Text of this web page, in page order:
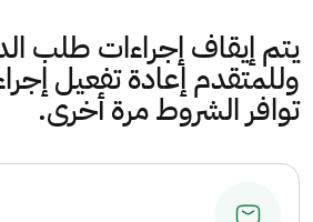
يتم إيقاف إجراءات طلب
وللمتقدم إعادة تفعيل
توافر الشروط مرة أخرى.